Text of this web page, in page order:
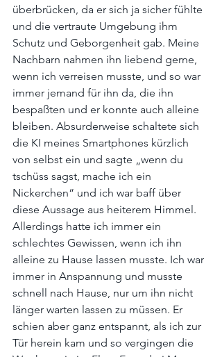
überbrücken, da er sich ja sicher fühlte
und die vertraute Umgebung ihm
Schutz und Geborgenheit gab. Meine
Nachbarn nahmen ihn liebend gerne,
wenn ich verreisen musste, und so war
immer jemand für ihn da, die ihn
bespaßten und er konnte auch alleine
bleiben. Absurderweise schaltete sich
die KI meines Smartphones kürzlich
von selbst ein und sagte „wenn du
tschüss sagst, mache ich ein
Nickerchen“ und ich war baff über
diese Aussage aus heiterem Himmel.
Allerdings hatte ich immer ein
schlechtes Gewissen, wenn ich ihn
alleine zu Hause lassen musste. Ich war
immer in Anspannung und musste
schnell nach Hause, nur um ihn nicht
länger warten lassen zu müssen. Er
schien aber ganz entspannt, als ich zur
Tür herein kam und so vergingen die